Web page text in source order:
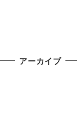
アーカイブ